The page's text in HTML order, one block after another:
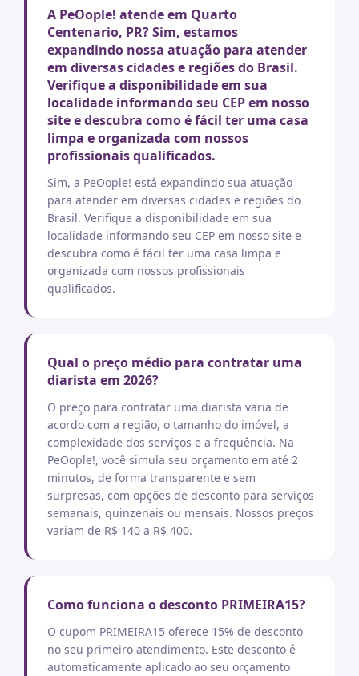
A PeOople! atende em Quarto
Centenario, PR? Sim, estamos
expandindo nossa atuação para atender
em diversas cidades e regiões do Brasil.
Verifique a disponibilidade em sua
localidade informando seu CEP em nosso
site e descubra como é fácil ter uma casa
limpa e organizada com nossos
profissionais qualificados.
Sim, a PeOople! está expandindo sua atuação
para atender em diversas cidades e regiões do
Brasil. Verifique a disponibilidade em sua
localidade informando seu CEP em nosso site e
descubra como é fácil ter uma casa limpa e
organizada com nossos profissionais
qualificados.
Qual o preço médio para contratar uma
diarista em 2026?
O preço para contratar uma diarista varia de
acordo com a região, o tamanho do imóvel, a
complexidade dos serviços e a frequência. Na
PeOople!, você simula seu orçamento em até 2
minutos, de forma transparente e sem
surpresas, com opções de desconto para serviços
semanais, quinzenais ou mensais. Nossos preços
variam de R$ 140 a R$ 400.
Como funciona o desconto PRIMEIRA15?
O cupom PRIMEIRA15 oferece 15% de desconto
no seu primeiro atendimento. Este desconto é
automaticamente aplicado ao seu orçamento